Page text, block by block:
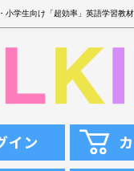
小学生向け「超効率」英語学習教材